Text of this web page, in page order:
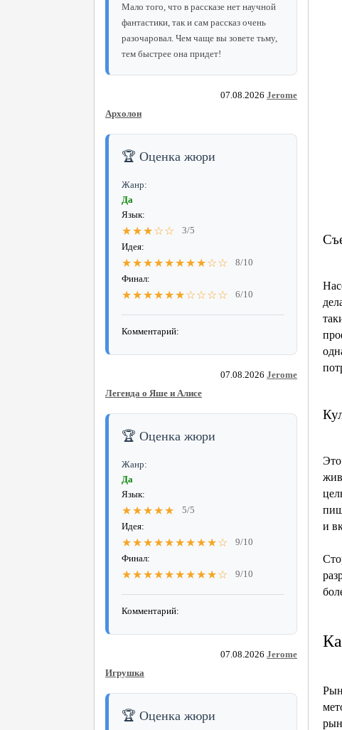
Мало того, что в рассказе нет научной
фантастики, так и сам рассказ очень
разочаровал. Чем чаще вы зовете тьму,
тем быстрее она придет!
07.08.2026 Jerome
Архолон
🏆 Оценка жюри
Жанр:
Да
Язык:
★★★☆☆
3/5
Идея:
★★★★★★★★☆☆
8/10
Финал:
★★★★★★☆☆☆☆ 6/10
Комментарий:
07.08.2026 Jerome
Легенда о Яше и Алисе
🏆 Оценка жюри
Жанр:
Да
Язык:
★★★★★
5/5
Идея:
★★★★★★★★★☆
9/10
Финал:
★★★★★★★★★☆ 9/10
Комментарий:
07.08.2026 Jerome
Игрушка
🏆 Оценка жюри
и